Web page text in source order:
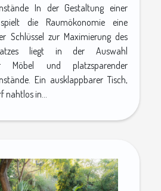
In der Gestaltung einer
die Raumökonomie eine
Schlüssel zur Maximierung des
liegt in der Auswahl
Möbel und platzsparender
Ein ausklappbarer Tisch,
in...